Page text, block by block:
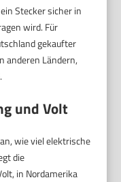
Stecker sicher in
wird. Für
gekaufter
anderen Ländern,
und Volt
wie viel elektrische
die
in Nordamerika